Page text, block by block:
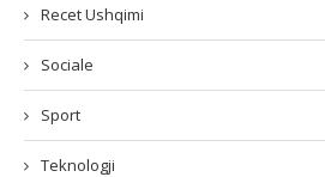
Recet Ushqimi
Sociale
Sport
Teknologji